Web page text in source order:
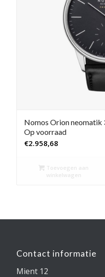
Nomos Orion neomatik
Op voorraad
€2.958,68
Toevoegen aan
winkelwagen
Contact informatie
Mient 12